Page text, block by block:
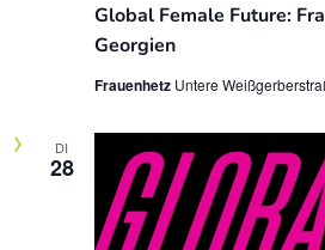
Global Female Future:
Georgien
Frauenhetz Untere
DI
28